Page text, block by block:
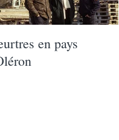
en pays